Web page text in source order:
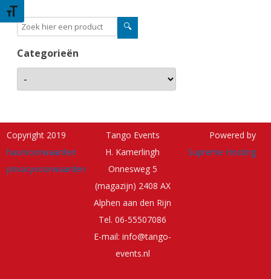
Kies grootte van het lettertype
Categorieën
Copyright 2019
huurvoorwaarden
privacyvoorwaarden
Tango Events
H. Kamerlingh
Onnesweg 5
(magazijn) 2408 AX
Alphen aan den Rijn
Tel. 06-55507086
E-mail: info@tango-
events.nl
Powered by
Supreme Hosting